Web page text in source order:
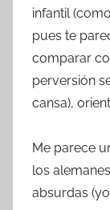
infantil
pues te
comparar
perversión
cansa),
Me parece
los
absurdas